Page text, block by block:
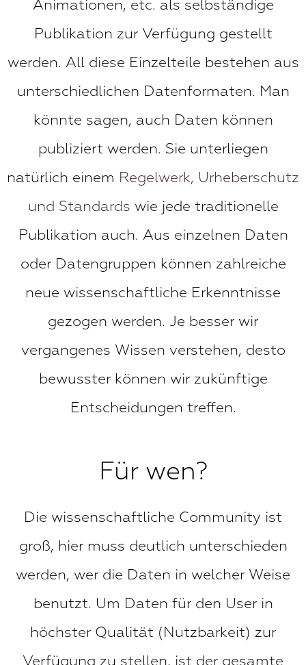
Animationen, etc. als selbständige
Publikation zur Verfügung gestellt
werden. All diese Einzelteile bestehen aus
unterschiedlichen Datenformaten. Man
könnte sagen, auch Daten können
publiziert werden. Sie unterliegen
natürlich einem Regelwerk, Urheberschutz
und Standards wie jede traditionelle
Publikation auch. Aus einzelnen Daten
oder Datengruppen können zahlreiche
neue wissenschaftliche Erkenntnisse
gezogen werden. Je besser wir
vergangenes Wissen verstehen, desto
bewusster können wir zukünftige
Entscheidungen treffen.
Für wen?
Die wissenschaftliche Community ist
groß, hier muss deutlich unterschieden
werden, wer die Daten in welcher Weise
benutzt. Um Daten für den User in
höchster Qualität (Nutzbarkeit) zur
Verfügung zu stellen, ist der gesamte